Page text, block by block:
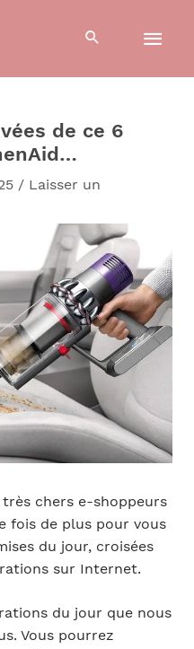
de ce 6
/ Laisser un
très chers e-shoppeurs
fois de plus pour vous
du jour, croisées
sur Internet.
du jour que nous
Vous pourrez